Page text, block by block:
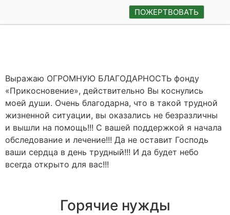
ПОЖЕРТВОВАТЬ
Выражаю ОГРОМНУЮ БЛАГОДАРНОСТЬ фонду
«Прикосновение», действительно Вы коснулись
моей души. Очень благодарна, что в такой трудной
жизненной ситуации, вы оказались не безразличны
и вышли на помощь!!! С вашей поддержкой я начала
обследование и лечение!!! Да не оставит Господь
ваши сердца в день трудный!!! И да будет небо
всегда открыто для вас!!!
Горячие нужды